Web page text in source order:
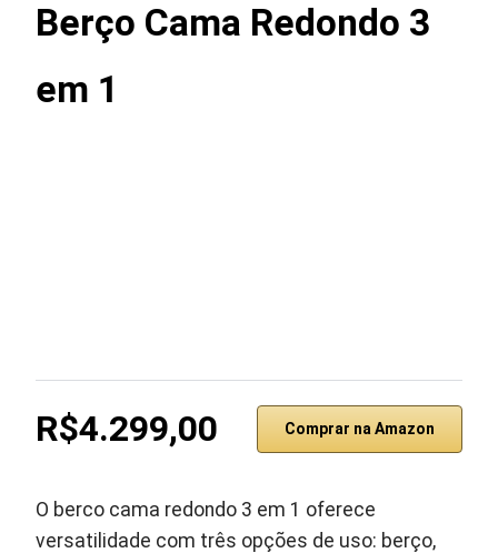
Berço Cama Redondo 3
em 1
R$4.299,00 Comprar na Amazon
O berco cama redondo 3 em 1 oferece
versatilidade com três opções de uso: berço,